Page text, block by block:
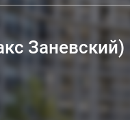
Заневский)